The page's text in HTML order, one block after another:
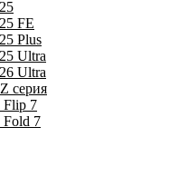
FE
Plus
Ultra
Ultra
серия
Flip 7
Fold 7